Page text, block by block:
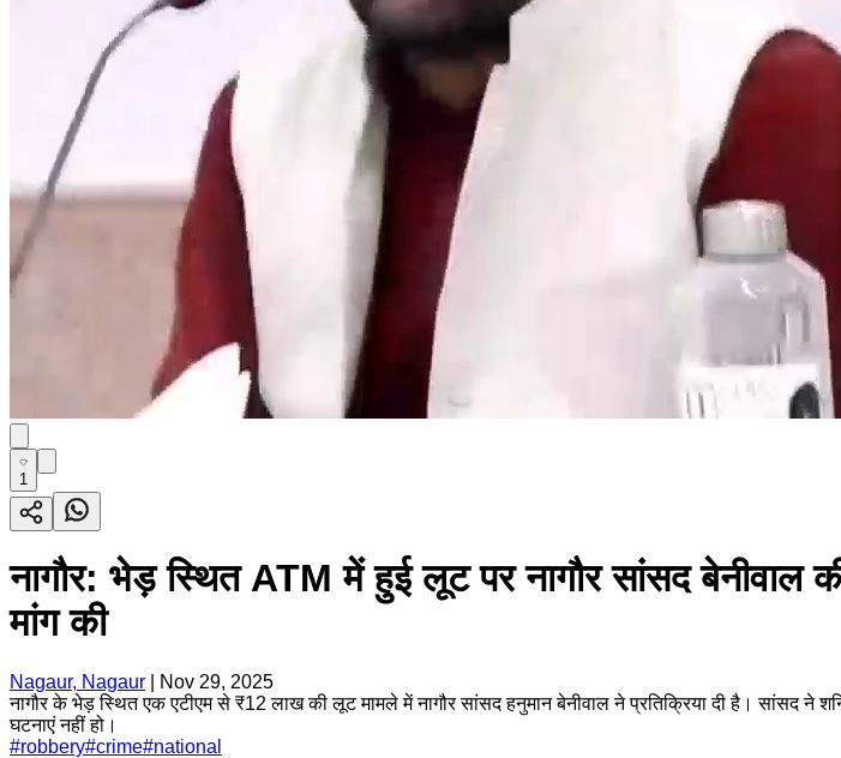
1
नागौर: भेड़ स्थित ATM में हुई लूट पर नागौर सांसद बेनीवाल
मांग की
Nagaur, Nagaur
Nov 29, 2025
नागौर के भेड़ स्थित एक एटीएम से ₹12 लाख की लूट मामले में नागौर सांसद हनुमान बेनीवाल ने प्रतिक्रिया दी है। सांसद ने
घटनाएं नहीं हो।
#robbery#crime#national